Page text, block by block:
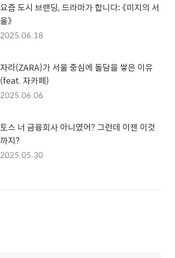
요즘 도시 브랜딩, 드라마가 합니다: 《미지의 서
울》
2025.06.18
자라(ZARA)가 서울 중심에 돌담을 쌓은 이유
(feat. 자카페)
2025.06.06
토스 너 금융회사 아니였어? 그런데 이젠 이것
까지?
2025.05.30